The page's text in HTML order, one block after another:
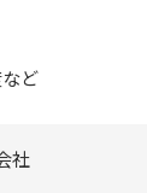
ど
社